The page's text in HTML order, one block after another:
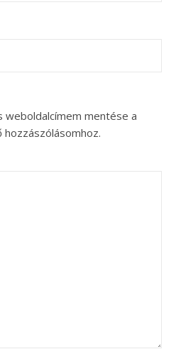
weboldalcímem mentése a